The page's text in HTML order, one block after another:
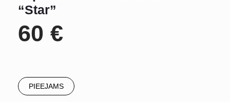
“Star”
60 €
PIEEJAMS